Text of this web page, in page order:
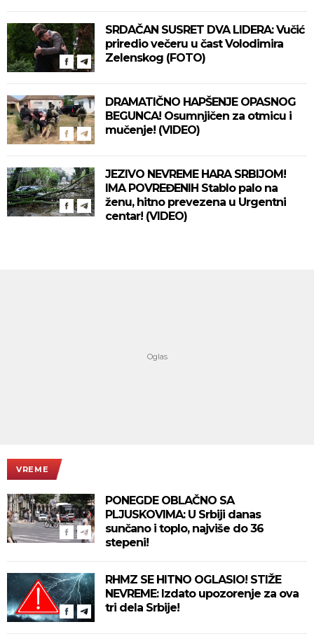
SRDAČAN SUSRET DVA LIDERA: Vučić
priredio večeru u čast Volodimira
Zelenskog (FOTO)
DRAMATIČNO HAPŠENJE OPASNOG
BEGUNCA! Osumnjičen za otmicu i
mučenje! (VIDEO)
JEZIVO NEVREME HARA SRBIJOM!
IMA POVREĐENIH Stablo palo na
ženu, hitno prevezena u Urgentni
centar! (VIDEO)
VREME
PONEGDE OBLAČNO SA
PLJUSKOVIMA: U Srbiji danas
sunčano i toplo, najviše do 36
stepeni!
RHMZ SE HITNO OGLASIO! STIŽE
NEVREME: Izdato upozorenje za ova
tri dela Srbije!